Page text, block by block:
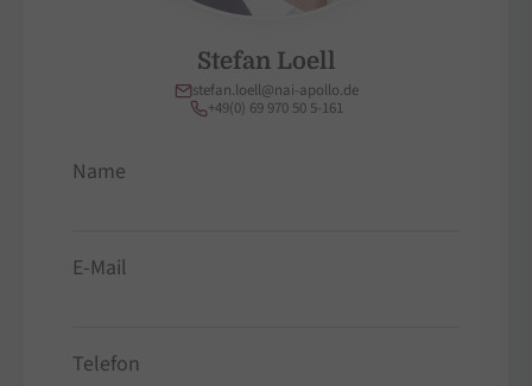
Stefan Loell
stefan.loell@nai-apollo.de
+49(0) 69 970 50 5-161
Name
E-Mail
Telefon